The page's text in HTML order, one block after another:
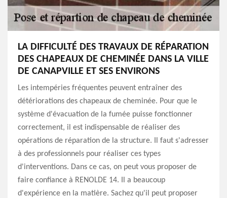
LA DIFFICULTÉ DES TRAVAUX DE RÉPARATION
DES CHAPEAUX DE CHEMINÉE DANS LA VILLE
DE CANAPVILLE ET SES ENVIRONS
Les intempéries fréquentes peuvent entraîner des
détériorations des chapeaux de cheminée. Pour que le
système d'évacuation de la fumée puisse fonctionner
correctement, il est indispensable de réaliser des
opérations de réparation de la structure. Il faut s'adresser
à des professionnels pour réaliser ces types
d'interventions. Dans ce cas, on peut vous proposer de
faire confiance à RENOLDE 14. Il a beaucoup
d'expérience en la matière. Sachez qu'il peut proposer